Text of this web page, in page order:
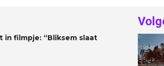
in filmpje: “Bliksem slaat